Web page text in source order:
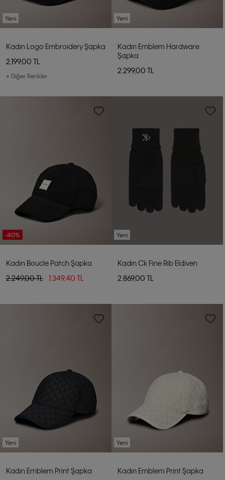
Yeni
Kadın Logo Embroidery Şapka
2.199,00 TL
+ Diğer Renkler
Yeni
Kadın Emblem Hardware
Şapka
2.299,00 TL
-40%
Kadın Boucle Patch Şapka
2.249,00 TL
1.349,40 TL
Yeni
Kadın Ck Fine Rib Eldiven
2.869,00 TL
Yeni
Kadın Emblem Print Şapka
Yeni
Kadın Emblem Print Şapka